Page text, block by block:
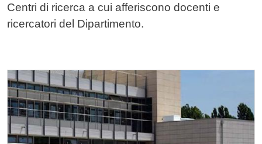
Contenuto
Centri di ricerca a cui afferiscono docenti e
ricercatori del Dipartimento.
Cards
Immagine